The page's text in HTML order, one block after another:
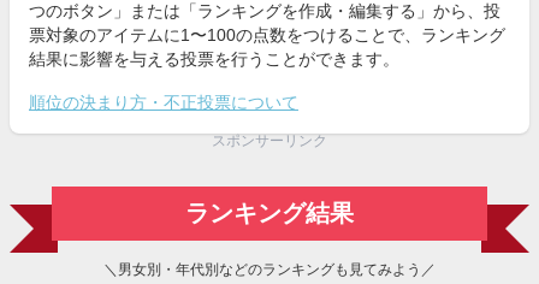
つのボタン」または「ランキングを作成・編集する」から、投
票対象のアイテムに1〜100の点数をつけることで、ランキング
結果に影響を与える投票を行うことができます。
順位の決まり方・不正投票について
スポンサーリンク
ランキング結果
＼男女別・年代別などのランキングも見てみよう／